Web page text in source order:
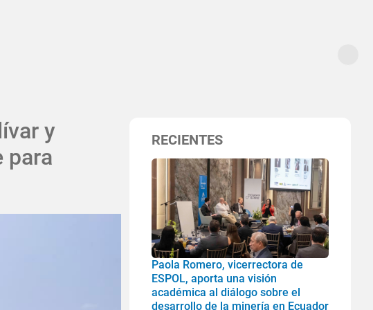
y
para
RECIENTES
Paola Romero, vicerrectora de
ESPOL, aporta una visión
académica al diálogo sobre el
desarrollo de la minería en Ecuador